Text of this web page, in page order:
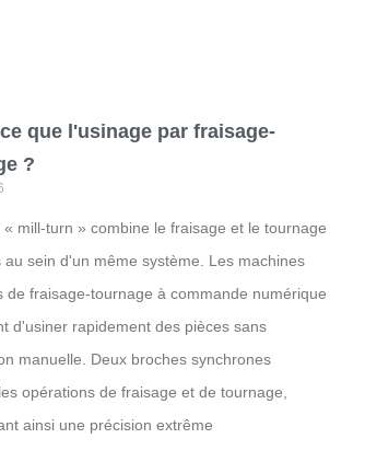
que l'usinage par fraisage-
?
« mill-turn » combine le fraisage et le tournage
au sein d'un même système. Les machines
de fraisage-tournage à commande numérique
d'usiner rapidement des pièces sans
manuelle. Deux broches synchrones
opérations de fraisage et de tournage,
ainsi une précision extrême